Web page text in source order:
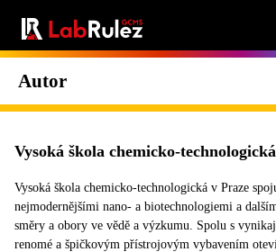
Autor
Vysoká škola chemicko-
Vysoká škola chemicko-technologická v Praze
nejmodernějšími nano- a biotechnologiemi a
směry a obory ve vědě a výzkumu. Spolu s
renomé a špičkovým přístrojovým vybavením